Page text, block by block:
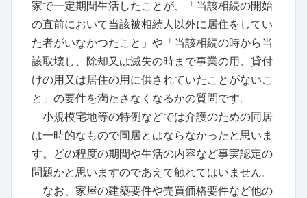
家で一定期間生活したことが、「当該相続の開始
の直前において当該被相続人以外に居住をしてい
た者がいなかつたこと」や「当該相続の時から当
該取壊し、除却又は滅失の時まで事業の用、貸付
けの用又は居住の用に供されていたことがないこ
と」の要件を満たさなくなるかの質問です。
小規模宅地等の特例などでは介護のための同居
は一時的なもので同居とはならなかったと思いま
す。どの程度の期間や生活の内容など事実認定の
問題かと思いますのであえて触れてはいません。
なお、家屋の建築要件や売買価格要件など他の